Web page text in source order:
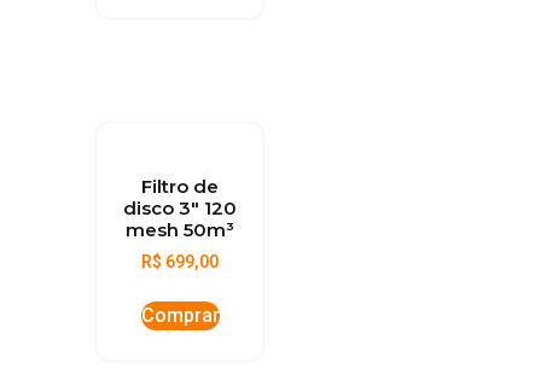
Filtro de
disco 3″ 120
mesh 50m³
R$ 699,00
Comprar